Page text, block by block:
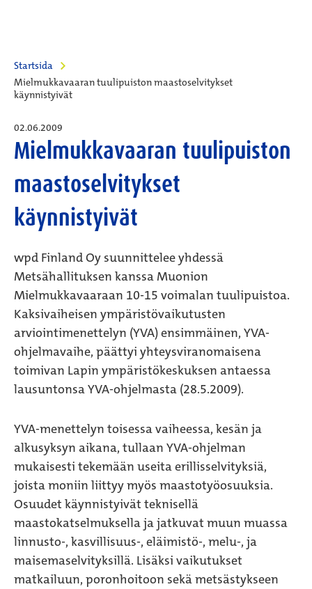
Startsida
Mielmukkavaaran tuulipuiston maastoselvitykset
käynnistyivät
02.06.2009
Mielmukkavaaran tuulipuiston
maastoselvitykset
käynnistyivät
wpd Finland Oy suunnittelee yhdessä
Metsähallituksen kanssa Muonion
Mielmukkavaaraan 10-15 voimalan tuulipuistoa.
Kaksivaiheisen ympäristövaikutusten
arviointimenettelyn (YVA) ensimmäinen, YVA-
ohjelmavaihe, päättyi yhteysviranomaisena
toimivan Lapin ympäristökeskuksen antaessa
lausuntonsa YVA-ohjelmasta (28.5.2009).
YVA-menettelyn toisessa vaiheessa, kesän ja
alkusyksyn aikana, tullaan YVA-ohjelman
mukaisesti tekemään useita erillisselvityksiä,
joista moniin liittyy myös maastotyöosuuksia.
Osuudet käynnistyivät teknisellä
maastokatselmuksella ja jatkuvat muun muassa
linnusto-, kasvillisuus-, eläimistö-, melu-, ja
maisemaselvityksillä. Lisäksi vaikutukset
matkailuun, poronhoitoon sekä metsästykseen